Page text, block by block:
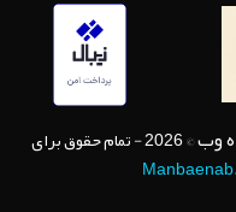
وب
© 2026 - تمام حقوق برای